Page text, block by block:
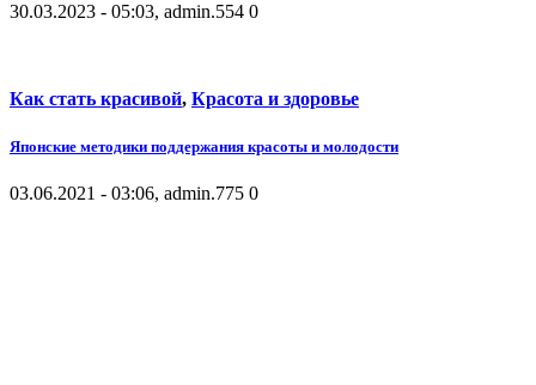
30.03.2023 - 05:03, admin.554 0
Как стать красивой, Красота и здоровье
Японские методики поддержания красоты и молодости
03.06.2021 - 03:06, admin.775 0